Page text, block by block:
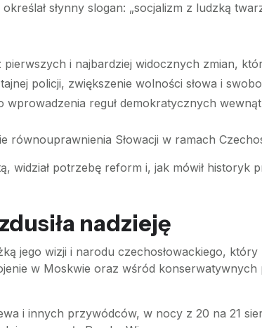
słynny slogan: „socjalizm z ludzką
pierwszych i najbardziej widocznych zmian,
policji, zwiększenie wolności słowa i
wprowadzenia reguł demokratycznych
równouprawnienia Słowacji w ramach
widział potrzebę reform i, jak mówił historyk
nadzieję
jego wizji i narodu czechosłowackiego,
w Moskwie oraz wśród
i innych przywódców, w nocy z 20 na 21